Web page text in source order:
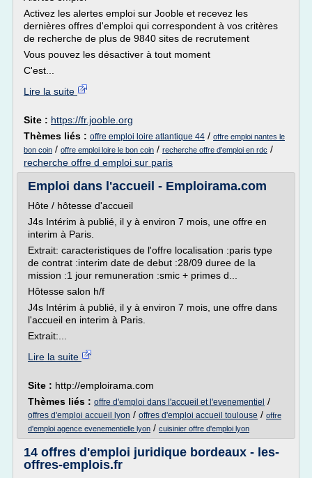
Activez les alertes emploi sur Jooble et recevez les
dernières offres d'emploi qui correspondent à vos critères
de recherche de plus de 9840 sites de recrutement
Vous pouvez les désactiver à tout moment
C'est...
Lire la suite
Site : https://fr.jooble.org
Thèmes liés : offre emploi loire atlantique 44 / offre emploi nantes le
bon coin / offre emploi loire le bon coin / recherche offre d'emploi en rdc /
recherche offre d emploi sur paris
Emploi dans l'accueil - Emploirama.com
Hôte / hôtesse d'accueil
J4s Intérim à publié, il y à environ 7 mois, une offre en
interim à Paris.
Extrait: caracteristiques de l'offre localisation :paris type
de contrat :interim date de debut :28/09 duree de la
mission :1 jour remuneration :smic + primes d...
Hôtesse salon h/f
J4s Intérim à publié, il y à environ 7 mois, une offre dans
l'accueil en interim à Paris.
Extrait:...
Lire la suite
Site : http://emploirama.com
Thèmes liés : offre d'emploi dans l'accueil et l'evenementiel /
offres d'emploi accueil lyon / offres d'emploi accueil toulouse / offre
d'emploi agence evenementielle lyon / cuisinier offre d'emploi lyon
14 offres d'emploi juridique bordeaux - les-
offres-emplois.fr